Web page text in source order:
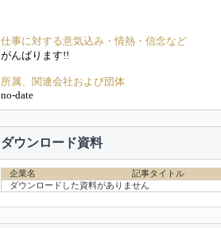
仕事に対する意気込み・情熱・信念など
がんばります!!
所属、関連会社および団体
no-date
ダウンロード資料
企業名
記事タイトル
ダウンロードした資料がありません